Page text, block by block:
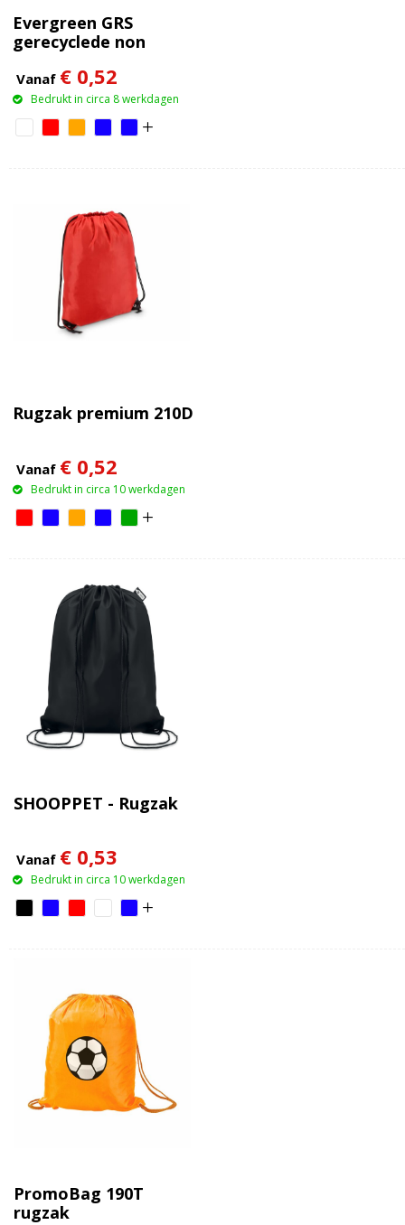
Evergreen GRS
gerecyclede non
Vanaf € 0,52
Bedrukt in circa 8 werkdagen
Rugzak premium 210D
Vanaf € 0,52
Bedrukt in circa 10 werkdagen
SHOOPPET - Rugzak
Vanaf € 0,53
Bedrukt in circa 10 werkdagen
PromoBag 190T
rugzak